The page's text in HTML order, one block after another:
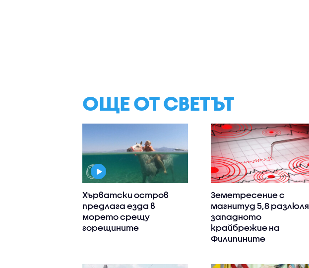
ОЩЕ ОТ СВЕТЪТ
Хърватски остров
предлага езда в
морето срещу
горещините
Земетресение с
магнитуд 5,8 разлюля
западното
крайбрежие на
Филипините